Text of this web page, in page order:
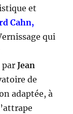
et
Cahn,
qui
parJean
de
adaptée, à